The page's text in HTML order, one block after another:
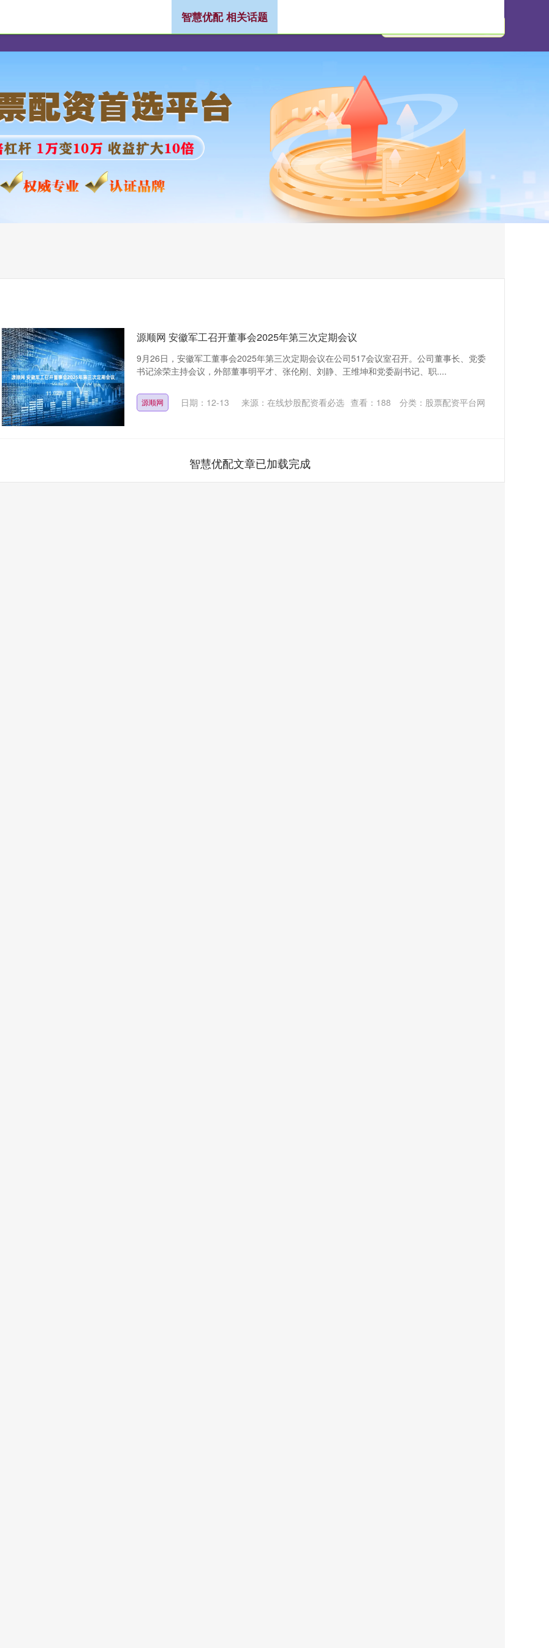
智慧优配 相关话题
源顺网 安徽军工召开董事会2025年第三次定期会议
9月26日，安徽军工董事会2025年第三次定期会议在公司517会议室召开。公司董事长、党委
书记涂荣主持会议，外部董事明平才、张伦刚、刘静、王维坤和党委副书记、职....
源顺网 日期：12-13 来源：在线炒股配资看必选 查看： 188 分类： 股票配资平台网
智慧优配文章已加载完成